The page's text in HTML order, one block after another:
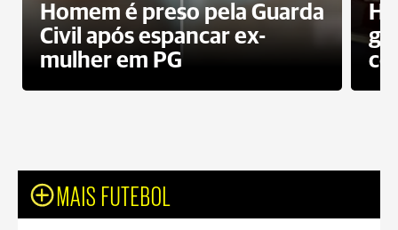
Homem é preso pela Guarda
Civil após espancar ex-
mulher em PG
MAIS FUTEBOL